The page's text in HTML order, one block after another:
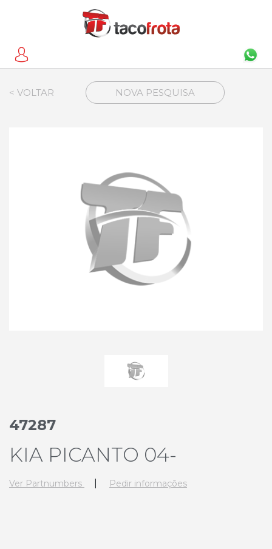
< VOLTAR NOVA PESQUISA
47287
KIA PICANTO 04-
Ver Partnumbers Pedir informações